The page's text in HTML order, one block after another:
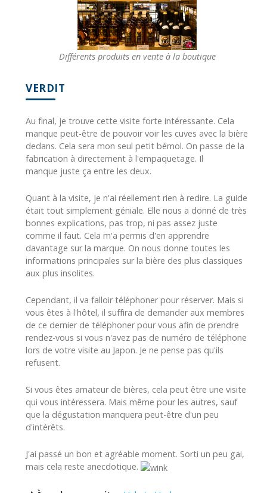
Différents produits en vente à la boutique
VERDIT
Au final, je trouve cette visite forte intéressante. Cela
manque peut-être de pouvoir voir les cuves avec la bière
dedans. Cela sera mon seul petit bémol. On passe de la
fabrication à directement à l'empaquetage. Il
manque juste ça entre les deux.
Quant à la visite, je n'ai réellement rien à redire. La guide
était tout simplement géniale. Elle nous a donné de très
bonnes explications, pas trop, ni pas assez juste
comme il faut. Cela m'a permis d'en apprendre
davantage sur la marque. On nous donne toutes les
informations principales sur la bière des plus classiques
aux plus insolites.
Cependant, il va falloir téléphoner pour réserver. Mais si
vous êtes à l'hôtel, il suffira de demander aux membres
de ce dernier de téléphoner pour vous afin de prendre
rendez-vous si vous n'avez pas de numéro de téléphone
lors de votre visite au Japon. Je ne pense pas qu'ils
refusent.
Si vous êtes amateur de bières, cela peut être une visite
qui vous intéressera. Mais même pour les autres, sauf
que la dégustation manquera peut-être d'un peu
d'intérêts.
J'ai passé un bon et agréable moment. Sorti un peu gai,
mais cela reste anecdotique.